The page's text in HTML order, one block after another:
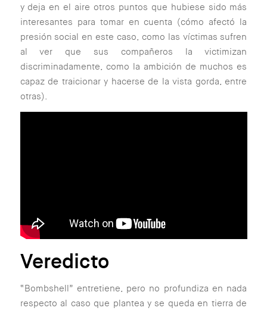
y deja en el aire otros puntos que hubiese sido más
interesantes para tomar en cuenta (cómo afectó la
presión social en este caso, como las víctimas sufren
al ver que sus compañeros la victimizan
discriminadamente, como la ambición de muchos es
capaz de traicionar y hacerse de la vista gorda, entre
otras).
Veredicto
“Bombshell” entretiene, pero no profundiza en nada
respecto al caso que plantea y se queda en tierra de